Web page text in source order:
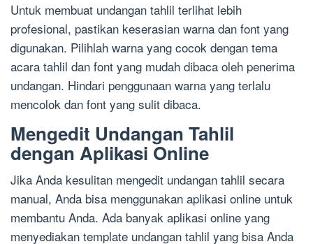
Untuk membuat undangan tahlil terlihat lebih
profesional, pastikan keserasian warna dan font yang
digunakan. Pilihlah warna yang cocok dengan tema
acara tahlil dan font yang mudah dibaca oleh penerima
undangan. Hindari penggunaan warna yang terlalu
mencolok dan font yang sulit dibaca.
Mengedit Undangan Tahlil
dengan Aplikasi Online
Jika Anda kesulitan mengedit undangan tahlil secara
manual, Anda bisa menggunakan aplikasi online untuk
membantu Anda. Ada banyak aplikasi online yang
menyediakan template undangan tahlil yang bisa Anda